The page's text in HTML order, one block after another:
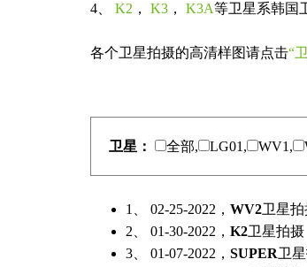
4、 K2 ， K3 ， K3A等卫星系韩国
各个卫星拍摄的高清样图请点击“
卫星： 全部, LG01, WV1,
1、 02-25-2022， WV2卫星
2、 01-30-2022， K2卫星拍摄
3、 01-07-2022， SUPER卫